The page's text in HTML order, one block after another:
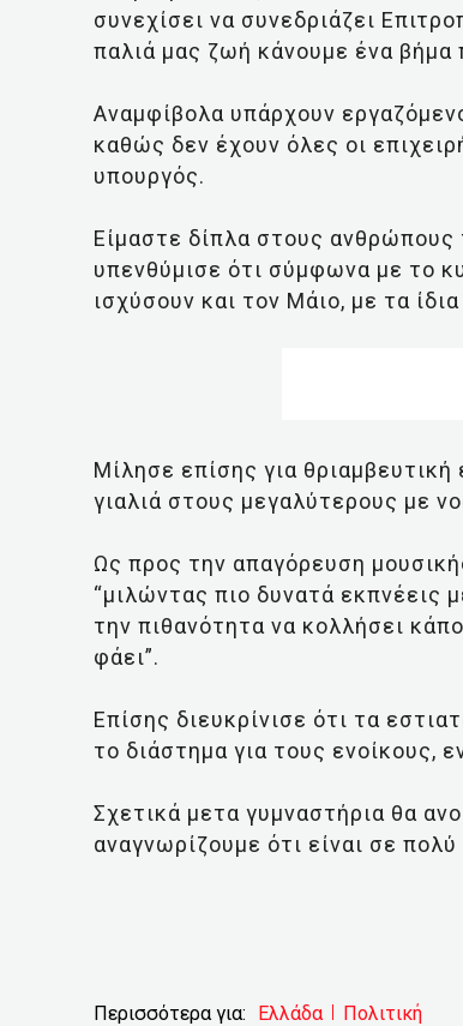
συνεχίσει να συνεδριάζει
παλιά μας ζωή κάνουμε ένα βήμα
Αναμφίβολα υπάρχουν
καθώς δεν έχουν όλες οι
υπουργός.
Είμαστε δίπλα στους ανθρώπους
υπενθύμισε ότι σύμφωνα με το
ισχύσουν και τον Μάιο, με τα
Μίλησε επίσης για
γιαλιά στους μεγαλύτερους με
Ως προς την απαγόρευση
“μιλώντας πιο δυνατά εκπνέεις
την πιθανότητα να κολλήσει
φάει”.
Επίσης διευκρίνισε ότι τα
το διάστημα για τους ενοίκους,
Σχετικά μετα γυμναστήρια θα
αναγνωρίζουμε ότι είναι σε
Περισσότερα για: Ελλάδα Πολιτική